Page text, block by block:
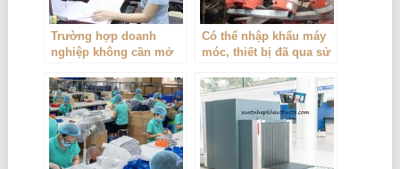
Trường hợp doanh
nghiệp không cần mở
Có thể nhập khẩu máy
móc, thiết bị đã qua sử
kiện